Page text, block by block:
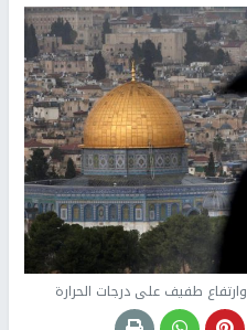
طفيف على درجات الحرارة